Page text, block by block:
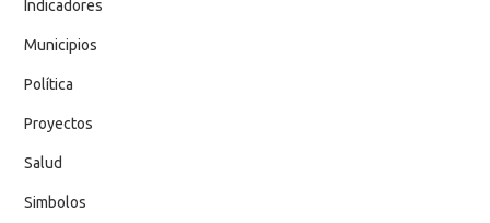
Indicadores
Municipios
Política
Proyectos
Salud
Simbolos